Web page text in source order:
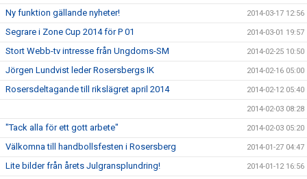
Ny funktion gällande nyheter! 2014-03-17 12:56
Segrare i Zone Cup 2014 för P 01 2014-03-01 19:57
Stort Webb-tv intresse från Ungdoms-SM 2014-02-25 10:50
Jörgen Lundvist leder Rosersbergs IK 2014-02-16 05:00
Rosersdeltagande till rikslägret april 2014 2014-02-12 05:40
2014-02-03 08:28
"Tack alla för ett gott arbete" 2014-02-03 05:20
Välkomna till handbollsfesten i Rosersberg 2014-01-27 04:47
Lite bilder från årets Julgransplundring! 2014-01-12 16:56